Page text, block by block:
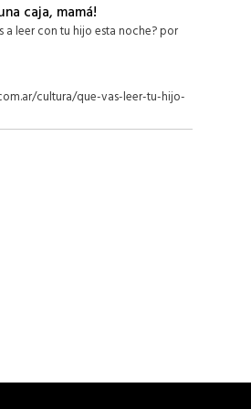
caja, mamá!
a leer con tu hijo esta noche? por
cultura/que-vas-leer-tu-hijo-